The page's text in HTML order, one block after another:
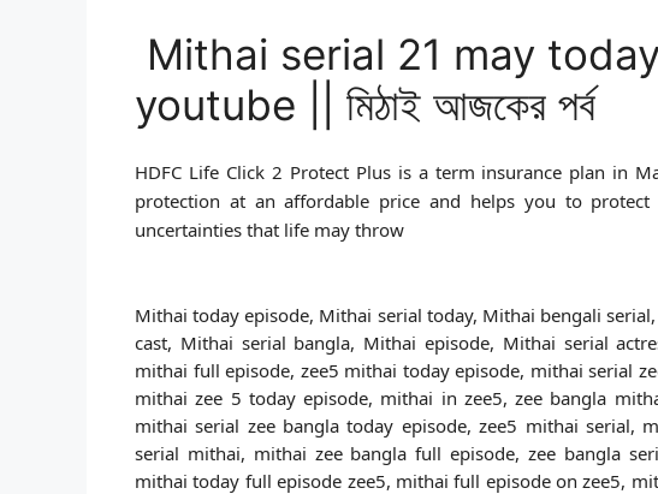
Mithai serial 21 may
youtube || মিঠাই আজকের পর্ব
HDFC Life Click 2 Protect Plus is a term insurance plan in
protection at an affordable price and helps you to
uncertainties that life may throw
Mithai today episode, Mithai serial today, Mithai bengali
cast, Mithai serial bangla, Mithai episode, Mithai serial
mithai full episode, zee5 mithai today episode, mithai serial
mithai zee 5 today episode, mithai in zee5, zee bangla
mithai serial zee bangla today episode, zee5 mithai serial,
serial mithai, mithai zee bangla full episode, zee bangla
mithai today full episode zee5, mithai full episode on zee5,